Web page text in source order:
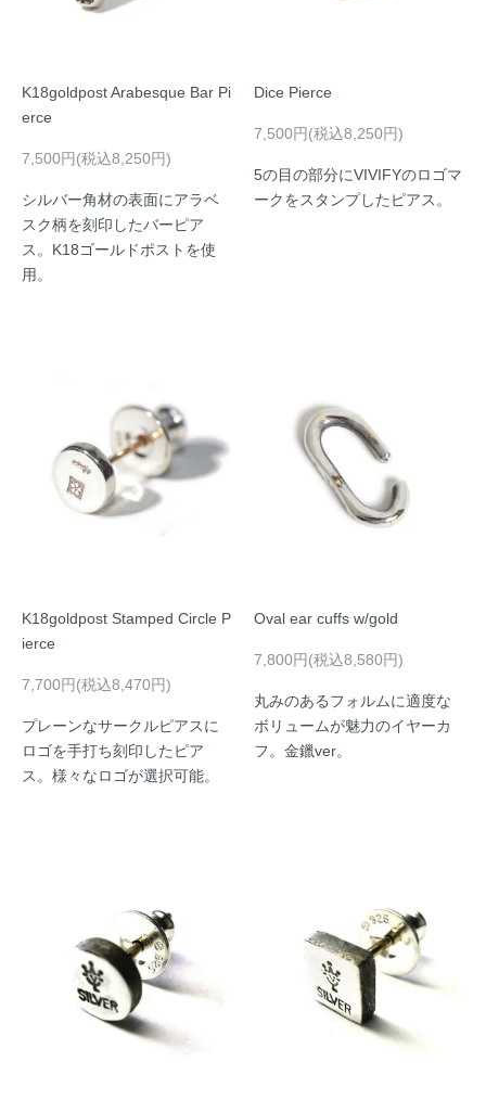
K18goldpost Arabesque Bar Pi
erce
7,500円(税込8,250円)
シルバー角材の表面にアラベ
スク柄を刻印したバーピア
ス。K18ゴールドポストを使
用。
Dice Pierce
7,500円(税込8,250円)
5の目の部分にVIVIFYのロゴマ
ークをスタンプしたピアス。
K18goldpost Stamped Circle P
ierce
7,700円(税込8,470円)
プレーンなサークルピアスに
ロゴを手打ち刻印したピア
ス。様々なロゴが選択可能。
Oval ear cuffs w/gold
7,800円(税込8,580円)
丸みのあるフォルムに適度な
ボリュームが魅力のイヤーカ
フ。金鑞ver。